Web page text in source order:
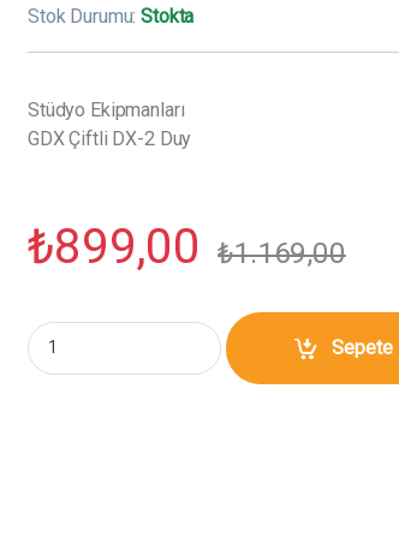
Stok Durumu:Stokta
Stüdyo Ekipmanları
GDX Çiftli DX-2 Duy
₺899,00 ₺1.169,00
GDX Çiftli DX-2 Duy miktar
Sepete